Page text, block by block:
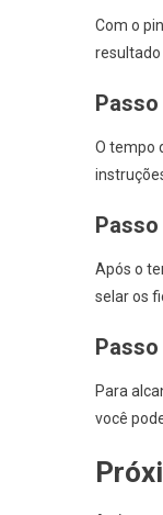
Com o
resultado
Passo
O tempo
Após o
selar os
Para
você